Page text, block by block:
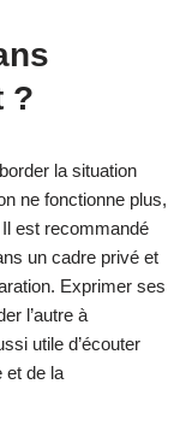
?
la situation
ne fonctionne plus,
est recommandé
un cadre privé et
Exprimer ses
l’autre à
utile d’écouter
et de la